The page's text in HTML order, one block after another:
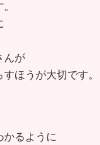
んが
ほうが大切です。
かるように